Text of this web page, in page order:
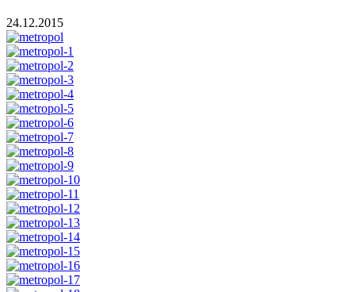
24.12.2015